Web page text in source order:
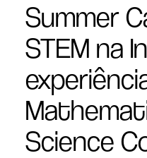
Summer
STEM na
Science